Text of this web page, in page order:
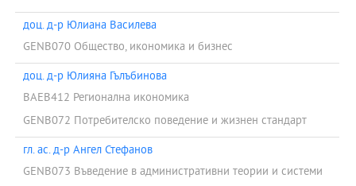
доц. д-р Юлиана Василева
GENB070 Общество, икономика и бизнес
доц. д-р Юлияна Гълъбинова
BAEB412 Регионална икономика
GENB072 Потребителско поведение и жизнен стандарт
гл. ас. д-р Ангел Стефанов
GENB073 Въведение в административни теории и системи